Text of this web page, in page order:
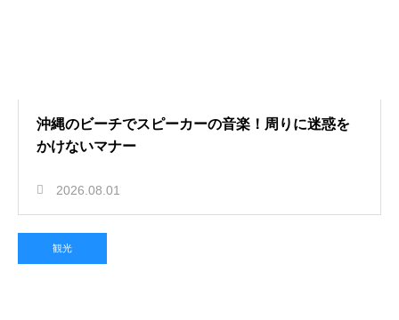
沖縄のビーチでスピーカーの音楽！周りに迷惑を
かけないマナー
2026.08.01
観光